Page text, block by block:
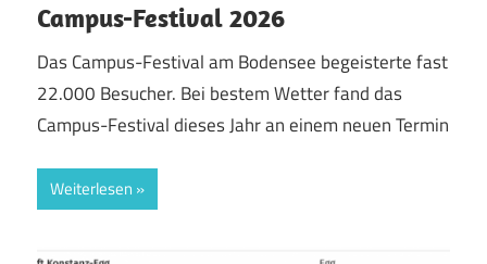
Campus-Festival 2026
Das Campus-Festival am Bodensee begeisterte fast
22.000 Besucher. Bei bestem Wetter fand das
Campus-Festival dieses Jahr an einem neuen Termin
Weiterlesen